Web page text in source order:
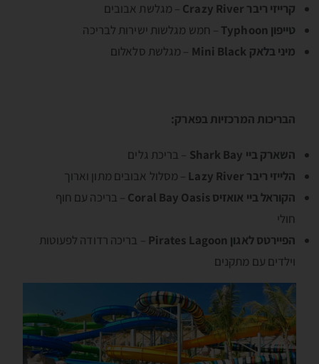
קרייזי ריבר Crazy River
– מגלשת אבובים
טייפון Typhoon
– חמש מגלשות ישירות לבריכה
מיני בלאק Mini Black
– מגלשת סלאלום
הבריכות המרכזיות בפארק:
השארק ביי Shark Bay
– בריכת גלים
הלייזי ריבר Lazy River
– מסלול אבובים מתון וארוך
הקוראל ביי אואזיס Coral Bay Oasis
– בריכה עם חוף
חולי
הפיירטס לאגון Pirates Lagoon
– בריכה רדודה לפעוטות
וילדים עם מתקנים